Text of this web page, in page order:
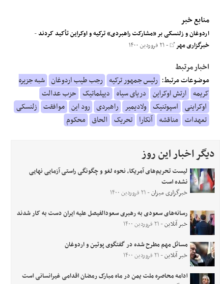
منابع خبر
اردوغان و زلنسکی بر «مشارکت راهبردی» ترکیه و اوکراین تأکید کردند-
خبرگزاری مهر - ۲۱ فروردین ۱۴۰۰
اخبار مرتبط
موضوعات مرتبط: رئیس جمهور ترکیه رجب طیب اردوغان شبه جزیره
کریمه ارتش اوکراین دریای سیاه دیپلماتیک حزب عدالت
اوکراینی اسپوتنیک ولادیمیر راهبردی رود این موافقت زلنسکی
تعهدات مناقشه آنکارا تحریک الحاق محکوم
دیگر اخبار این روز
لیست تحریم‌های آمریکا، نحوه لغو و چگونگی راستی آزمایی نهایی
نشده است
خبرگزاری میزان- ۲۱ فروردین ۱۴۰۰
رسانه‌های سعودی به رهبری سعودالفیصل علیه ایران دست به کار شدند
خبر آنلاین- ۲۱ فروردین ۱۴۰۰
مسائل مهم مطرح شده در گفتگوی پوتین و اردوغان
خبر آنلاین- ۲۱ فروردین ۱۴۰۰
ادامه محاصره ملت یمن در ماه مبارک رمضان اقدامی غیرانسانی است